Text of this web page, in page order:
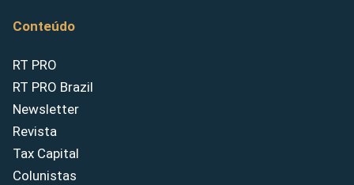
Conteúdo
RT PRO
RT PRO Brazil
Newsletter
Revista
Tax Capital
Colunistas